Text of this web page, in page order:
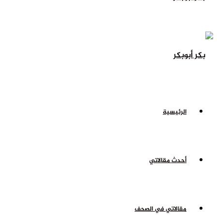
الرئيسية
أحدث مقالاتي
مقالاتي في الصحف